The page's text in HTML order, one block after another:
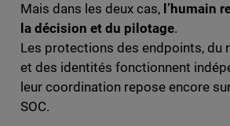
Mais dans les deux cas, l’humain
la décision et du pilotage.
Les protections des endpoints, du
et des identités fonctionnent
leur coordination repose encore
SOC.